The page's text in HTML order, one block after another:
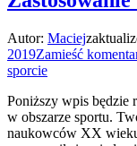
Autor: Maciej
2019Zamieść
sporcie
Poniższy wpis będzie
w obszarze sportu.
naukowców XX